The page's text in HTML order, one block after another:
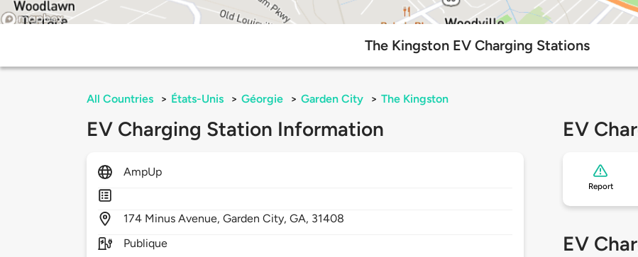
The Kingston EV Charging Stations
All Countries > États-Unis > Géorgie > Garden City > The Kingston
EV Charging Station Information
AmpUp
174 Minus Avenue,Garden City,GA, 31408
Publique
EV
Report
EV